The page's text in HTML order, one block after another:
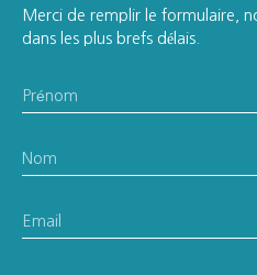
Merci de remplir le formulaire,
dans les plus brefs délais.
Prénom
Nom
Email